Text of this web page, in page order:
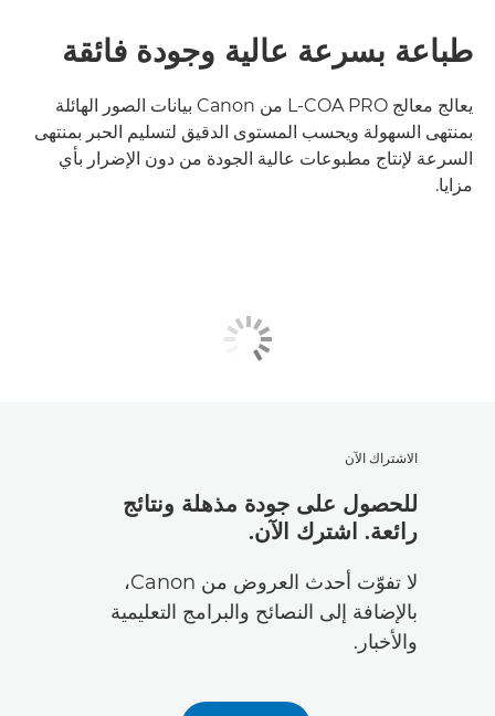
طباعة بسرعة عالية وجودة فائقة
يعالج معالج L-COA PRO من Canon بيانات الصور الهائلة
بمنتهى السهولة ويحسب المستوى الدقيق لتسليم الحبر بمنتهى
السرعة لإنتاج مطبوعات عالية الجودة من دون الإضرار بأي
مزايا.
الاشتراك الآن
للحصول على جودة مذهلة ونتائج
رائعة. اشترك الآن.
لا تفوّت أحدث العروض من Canon،
بالإضافة إلى النصائح والبرامج التعليمية
والأخبار.